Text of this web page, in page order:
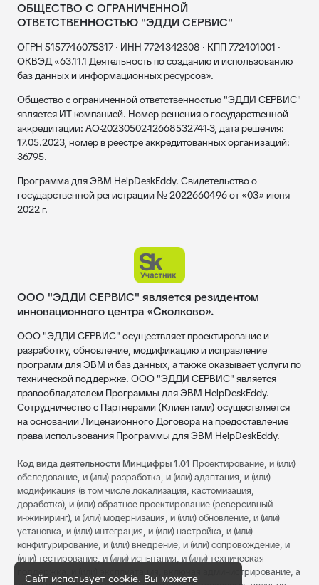
ОБЩЕСТВО С ОГРАНИЧЕННОЙ
ОТВЕТСТВЕННОСТЬЮ "ЭДДИ СЕРВИС"
ОГРН 5157746075317 · ИНН 7724342308 · КПП 772401001 ·
ОКВЭД «63.11.1 Деятельность по созданию и использованию
баз данных и информационных ресурсов».
Общество с ограниченной ответственностью "ЭДДИ СЕРВИС"
является ИТ компанией. Номер решения о государственной
аккредитации: АО-20230502-12668532741-3, дата решения:
17.05.2023, номер в реестре аккредитованных организаций:
36795.
Программа для ЭВМ HelpDeskEddy. Свидетельство о
государственной регистрации № 2022660496 от «03» июня
2022 г.
ООО "ЭДДИ СЕРВИС" является резидентом
инновационного центра «Сколково».
ООО "ЭДДИ СЕРВИС" осуществляет проектирование и
разработку, обновление, модификацию и исправление
программ для ЭВМ и баз данных, а также оказывает услуги по
технической поддержке. ООО "ЭДДИ СЕРВИС" является
правообладателем Программы для ЭВМ HelpDeskEddy.
Сотрудничество с Партнерами (Клиентами) осуществляется
на основании Лицензионного Договора на предоставление
права использования Программы для ЭВМ HelpDeskEddy.
Код вида деятельности Минцифры 1.01 Проектирование, и (или)
обследование, и (или) разработка, и (или) адаптация, и (или)
модификация (в том числе локализация, кастомизация,
доработка), и (или) обратное проектирование (реверсивный
инжиниринг), и (или) модернизация, и (или) обновление, и (или)
установка, и (или) интеграция, и (или) настройка, и (или)
конфигурирование, и (или) внедрение, и (или) сопровождение, и
(или) тестирование, и (или) испытания, и (или) техническая
поддержка, и (или) эксплуатация, включая администрирование, а
Сайт использует cookie. Вы можете